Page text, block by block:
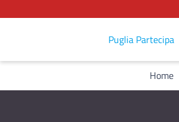
Puglia Partecipa
Home